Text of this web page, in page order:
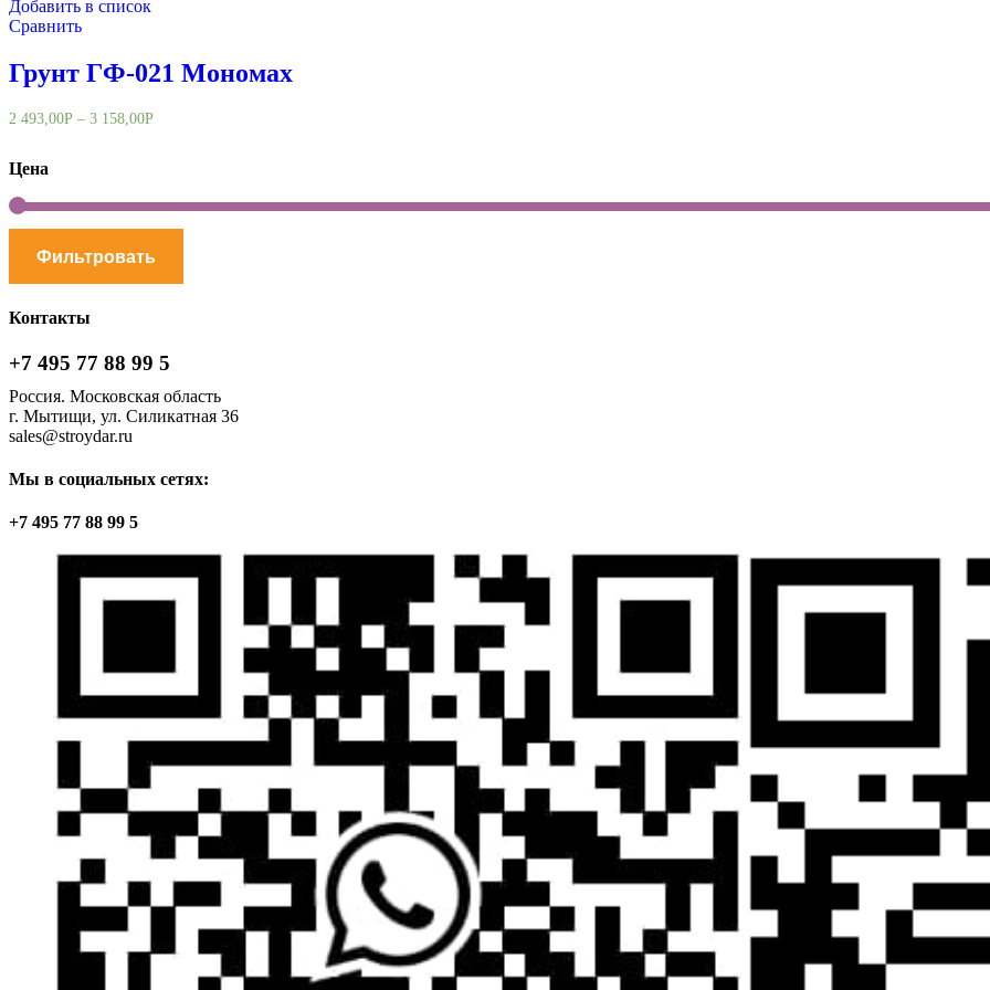
Добавить в список
Сравнить
Грунт ГФ-021 Мономах
2 493,00Р – 3 158,00Р
Цена
Фильтровать
Контакты
+7 495 77 88 99 5
Россия. Московская область
г. Мытищи, ул. Силикатная 36
sales@stroydar.ru
Мы в социальных сетях:
+7 495 77 88 99 5